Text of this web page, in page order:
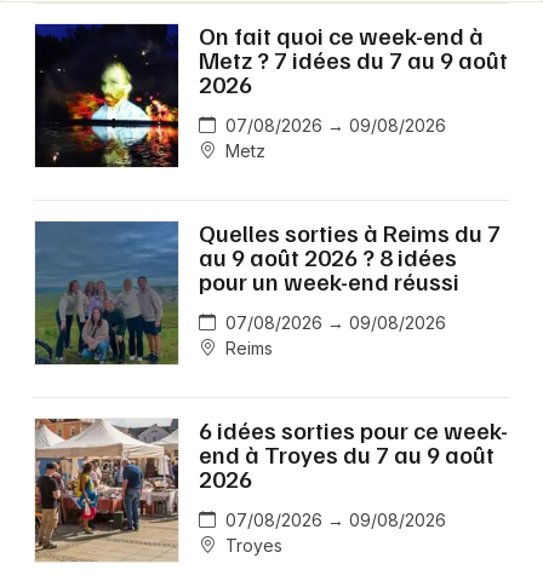
On fait quoi ce week-end à
Metz ? 7 idées du 7 au 9 août
2026
07/08/2026 → 09/08/2026
Metz
Quelles sorties à Reims du 7
au 9 août 2026 ? 8 idées
pour un week-end réussi
07/08/2026 → 09/08/2026
Reims
6 idées sorties pour ce week-
end à Troyes du 7 au 9 août
2026
07/08/2026 → 09/08/2026
Troyes